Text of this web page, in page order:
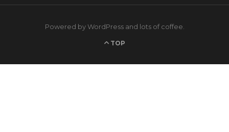
Powered by WordPress and lots of coffee.
TOP